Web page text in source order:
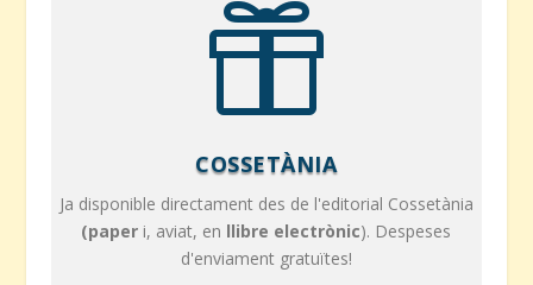

COSSETÀNIA
Ja disponible directament des de l'editorial Cossetània
(paper i, aviat, en llibre electrònic). Despeses
d'enviament gratuïtes!